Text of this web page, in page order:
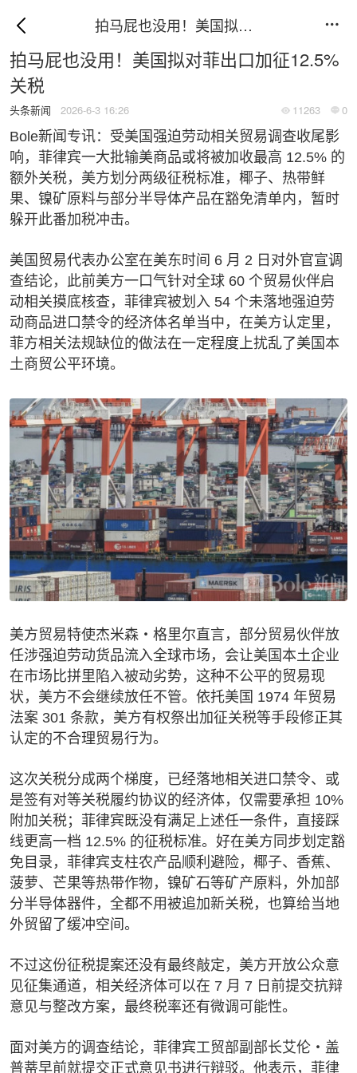
拍马屁也没用！美国拟对菲出口加征12.5%关税 
拍马屁也没用！美国拟对菲出口加征12.5%
关税
 11263  0
头条新闻 2026-6-3 16:26
Bole新闻专讯：受美国强迫劳动相关贸易调查收尾影
响，菲律宾一大批输美商品或将被加收最高 12.5% 的
额外关税，美方划分两级征税标准，椰子、热带鲜
果、镍矿原料与部分半导体产品在豁免清单内，暂时
躲开此番加税冲击。
美国贸易代表办公室在美东时间 6 月 2 日对外官宣调
查结论，此前美方一口气针对全球 60 个贸易伙伴启
动相关摸底核查，菲律宾被划入 54 个未落地强迫劳
动商品进口禁令的经济体名单当中，在美方认定里，
菲方相关法规缺位的做法在一定程度上扰乱了美国本
土商贸公平环境。
美方贸易特使杰米森・格里尔直言，部分贸易伙伴放
任涉强迫劳动货品流入全球市场，会让美国本土企业
在市场比拼里陷入被动劣势，这种不公平的贸易现
状，美方不会继续放任不管。依托美国 1974 年贸易
法案 301 条款，美方有权祭出加征关税等手段修正其
认定的不合理贸易行为。
这次关税分成两个梯度，已经落地相关进口禁令、或
是签有对等关税履约协议的经济体，仅需要承担 10%
附加关税；菲律宾既没有满足上述任一条件，直接踩
线更高一档 12.5% 的征税标准。好在美方同步划定豁
免目录，菲律宾支柱农产品顺利避险，椰子、香蕉、
菠萝、芒果等热带作物，镍矿石等矿产原料，外加部
分半导体器件，全都不用被追加新关税，也算给当地
外贸留了缓冲空间。
不过这份征税提案还没有最终敲定，美方开放公众意
见征集通道，相关经济体可以在 7 月 7 日前提交抗辩
意见与整改方案，最终税率还有微调可能性。
面对美方的调查结论，菲律宾工贸部副部长艾伦・盖
普蒂早前就提交正式意见书进行辩驳。他表示，菲律